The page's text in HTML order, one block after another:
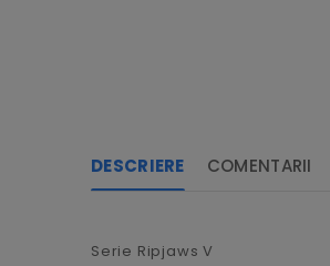
DESCRIERE COMENTARII
Serie Ripjaws V